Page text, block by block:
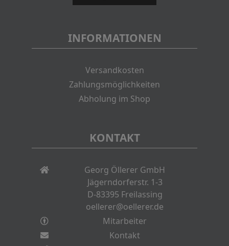
INFORMATIONEN
Versandkosten
Zahlungsmöglichkeiten
Abholung im Shop
KONTAKT
Georg Öllerer GmbH
Jägerndorferstr. 1-3
D-83395 Freilassing
oellerer@oellerer.de
Mitarbeiter
Kontakt